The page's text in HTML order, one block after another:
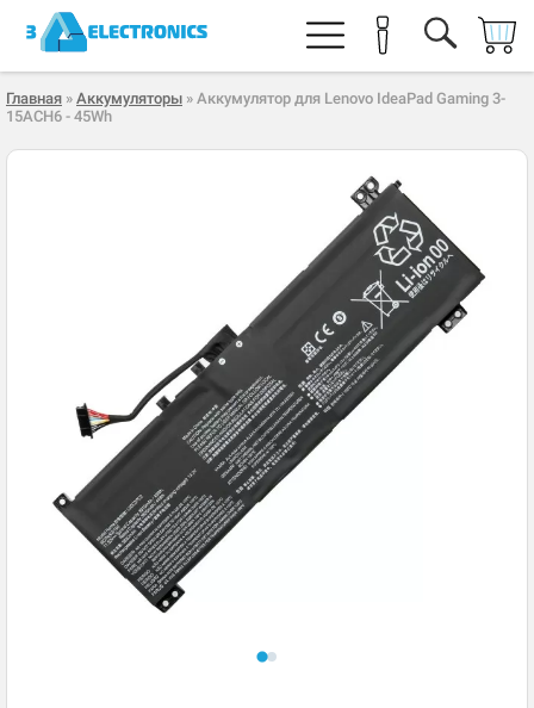
Главная » Аккумуляторы » Аккумулятор для Lenovo IdeaPad Gaming 3-
15ACH6 - 45Wh